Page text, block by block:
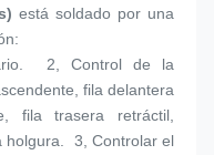
está soldado por una
2, Control de la
fila delantera
fila trasera retráctil,
3, Controlar el